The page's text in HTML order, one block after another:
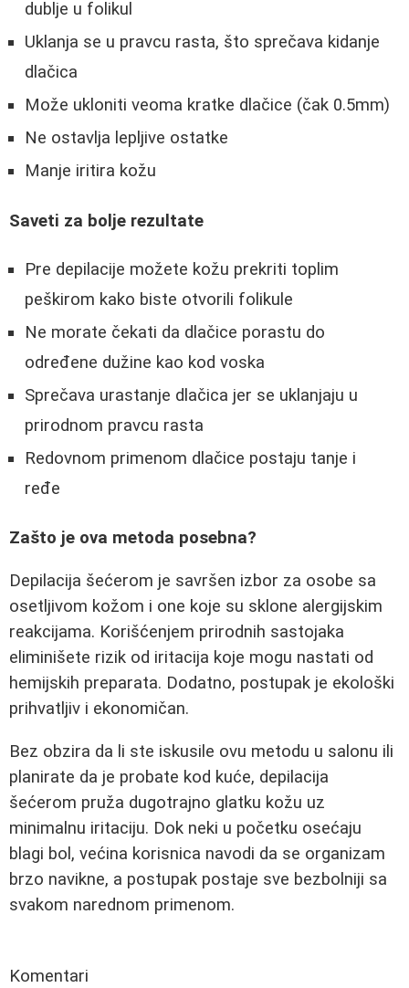
dublje u folikul
Uklanja se u pravcu rasta, što sprečava kidanje
dlačica
Može ukloniti veoma kratke dlačice (čak 0.5mm)
Ne ostavlja lepljive ostatke
Manje iritira kožu
Saveti za bolje rezultate
Pre depilacije možete kožu prekriti toplim
peškirom kako biste otvorili folikule
Ne morate čekati da dlačice porastu do
određene dužine kao kod voska
Sprečava urastanje dlačica jer se uklanjaju u
prirodnom pravcu rasta
Redovnom primenom dlačice postaju tanje i
ređe
Zašto je ova metoda posebna?
Depilacija šećerom je savršen izbor za osobe sa
osetljivom kožom i one koje su sklone alergijskim
reakcijama. Korišćenjem prirodnih sastojaka
eliminišete rizik od iritacija koje mogu nastati od
hemijskih preparata. Dodatno, postupak je ekološki
prihvatljiv i ekonomičan.
Bez obzira da li ste iskusile ovu metodu u salonu ili
planirate da je probate kod kuće, depilacija
šećerom pruža dugotrajno glatku kožu uz
minimalnu iritaciju. Dok neki u početku osećaju
blagi bol, većina korisnica navodi da se organizam
brzo navikne, a postupak postaje sve bezbolniji sa
svakom narednom primenom.
Komentari